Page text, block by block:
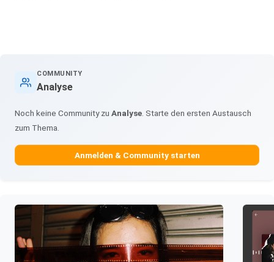
COMMUNITY
Analyse
Noch keine Community zu Analyse . Starte den ersten Austausch
zum Thema.
Anmelden & Community starten